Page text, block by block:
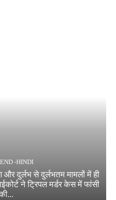
-HINDI
दुर्लभ से दुर्लभतम मामलों में ही
ने ट्रिपल मर्डर केस में फांसी